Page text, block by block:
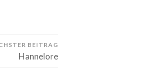
BEITRAG
Hannelore